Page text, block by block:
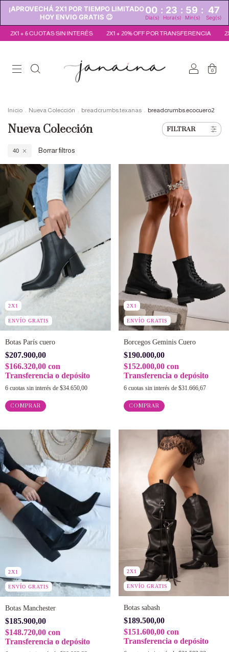
¡APROVECHÁ 2X1 POR TIEMPO LIMITADO
HOY ENVIO GRATIS 😉
00 : 23 : 59 : 45
Dia(s) Hora(s) Min(s) Seg(s)
2X1 + 20% OFF POR TRANSFERENCIA 2X1 + 6 CUOTAS SIN INTERÉS
0
Inicio . Nueva Colección . breadcrumbs.texanas . breadcrumbs.ecocuero2
Nueva Colección FILTRAR
40 Borrar filtros
2X1
ENVÍO GRATIS
Botas París cuero
$207.900,00
$166.320,00 con
Transferencia o depósito
6 cuotas sin interés de $34.650,00
COMPRAR
2X1
ENVÍO GRATIS
Borcegos Geminis Cuero
$190.000,00
$152.000,00 con
Transferencia o depósito
6 cuotas sin interés de $31.666,67
COMPRAR
2X1
ENVÍO GRATIS
Botas Manchester
$185.900,00
$148.720,00 con
Transferencia o depósito
2X1
ENVÍO GRATIS
Botas sabash
$189.500,00
$151.600,00 con
Transferencia o depósito